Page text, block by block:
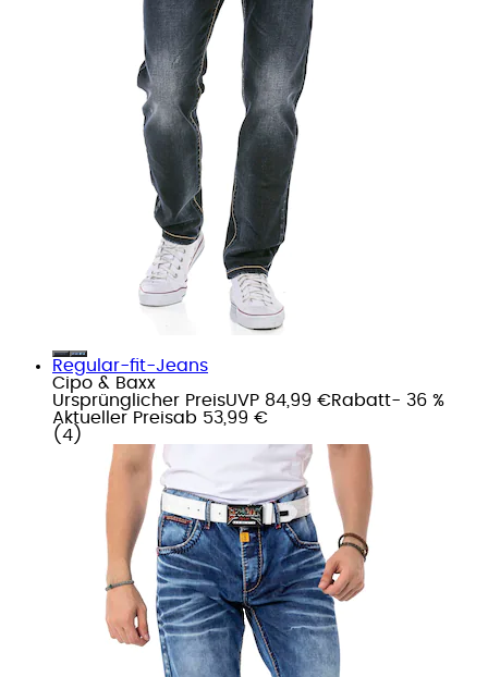
Regular-fit-Jeans
Cipo & Baxx
Ursprünglicher PreisUVP 84,99 €Rabatt- 36 %
Aktueller Preisab 53,99 €
( 4 )